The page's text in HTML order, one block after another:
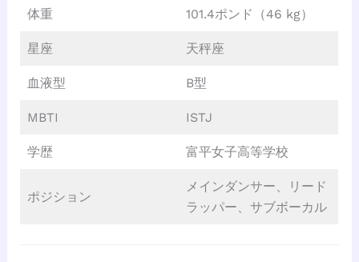
体重 101.4ポンド（46 kg）
星座 天秤座
血液型 B型
MBTI ISTJ
学歴 富平女子高等学校
ポジション
メインダンサー、リード
ラッパー、サブボーカル